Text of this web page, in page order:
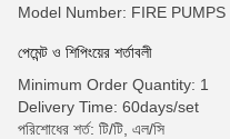
Model Number: FIRE PUMPS
পেমেন্ট ও শিপিংয়ের শর্তাবলী
Minimum Order Quantity: 1
Delivery Time: 60days/set
পরিশোধের শর্ত: টি/টি, এল/সি